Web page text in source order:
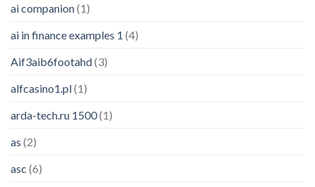
ai companion(1)
ai in finance examples 1 (4)
Aif3aib6footahd(3)
alfcasino1.pl(1)
arda-tech.ru 1500(1)
as (2)
asc (6)